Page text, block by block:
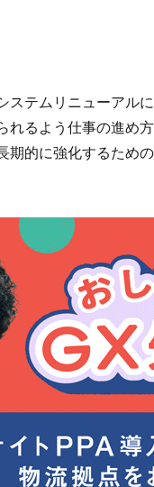
テムリニューアル
れるよう仕事の進め
期的に強化するため